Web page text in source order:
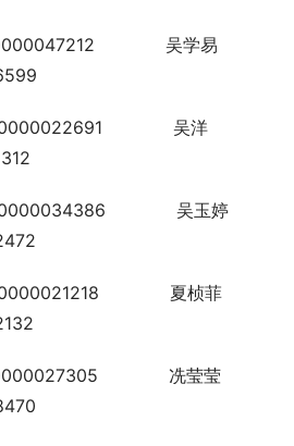
吴学易
吴洋
吴玉婷
夏桢菲
冼莹莹